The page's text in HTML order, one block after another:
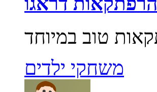
משחקי ילדים